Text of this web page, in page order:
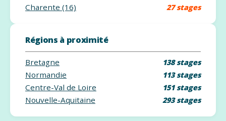
Charente (16) 27 stages
Régions à proximité
Bretagne 138 stages
Normandie 113 stages
Centre-Val de Loire 151 stages
Nouvelle-Aquitaine 293 stages